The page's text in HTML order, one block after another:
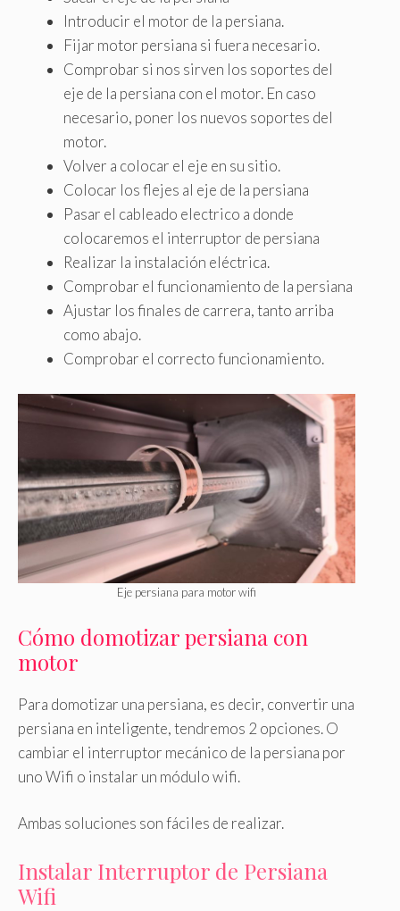
Introducir el motor de la persiana.
Fijar motor persiana si fuera necesario.
Comprobar si nos sirven los soportes del
eje de la persiana con el motor. En caso
necesario, poner los nuevos soportes del
motor.
Volver a colocar el eje en su sitio.
Colocar los flejes al eje de la persiana
Pasar el cableado electrico a donde
colocaremos el interruptor de persiana
Realizar la instalación eléctrica.
Comprobar el funcionamiento de la persiana
Ajustar los finales de carrera, tanto arriba
como abajo.
Comprobar el correcto funcionamiento.
Eje persiana para motor wifi
Cómo domotizar persiana con
motor
Para domotizar una persiana, es decir, convertir una
persiana en inteligente, tendremos 2 opciones. O
cambiar el interruptor mecánico de la persiana por
uno Wifi o instalar un módulo wifi.
Ambas soluciones son fáciles de realizar.
Instalar Interruptor de Persiana
Wifi